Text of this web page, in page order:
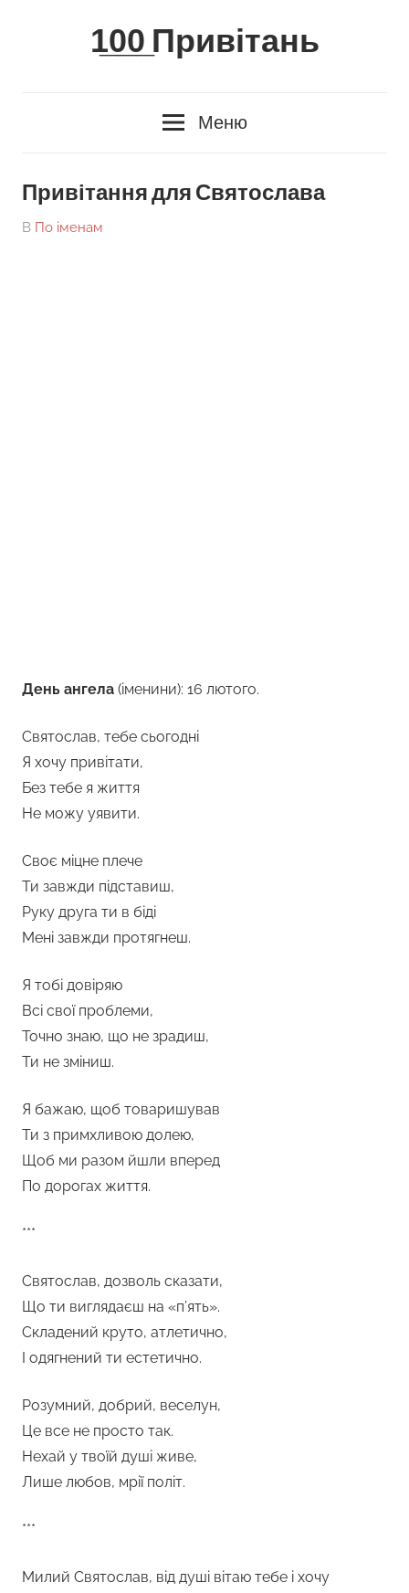
1̲0̲0̲ Привітань
Меню
Привітання для Святослава
On
By
В По іменам
День ангела (іменини): 16 лютого.
Святослав, тебе сьогодні
Я хочу привітати,
Без тебе я життя
Не можу уявити.
Своє міцне плече
Ти завжди підставиш,
Руку друга ти в біді
Мені завжди протягнеш.
Я тобі довіряю
Всі свої проблеми,
Точно знаю, що не зрадиш,
Ти не зміниш.
Я бажаю, щоб товаришував
Ти з примхливою долею,
Щоб ми разом йшли вперед
По дорогах життя.
***
Святослав, дозволь сказати,
Що ти виглядаєш на «п’ять».
Складений круто, атлетично,
І одягнений ти естетично.
Розумний, добрий, веселун,
Це все не просто так.
Нехай у твоїй душі живе,
Лише любов, мрії політ.
***
Милий Святослав, від душі вітаю тебе і хочу